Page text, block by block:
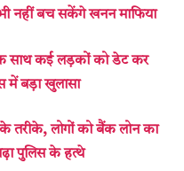
नहीं बच सकेंगे खनन माफिया
साथ कई लड़कों को डेट कर
में बड़ा खुलासा
तरीके, लोगों को बैंक लोन का
पुलिस के हत्थे